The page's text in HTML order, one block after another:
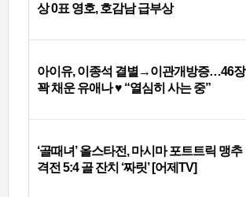
상 0표 영호, 호감남 급부상
아이유, 이종석 결별→이관개방증…46장
꽉 채운 유애나 ♥ “열심히 사는 중”
‘골때녀’ 올스타전, 마시마 포트트릭 맹추
격전 5:4 골 잔치 ‘짜릿’ [어제TV]